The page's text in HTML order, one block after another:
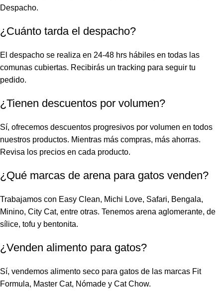
Despacho.
¿Cuánto tarda el despacho?
El despacho se realiza en 24-48 hrs hábiles en todas las
comunas cubiertas. Recibirás un tracking para seguir tu
pedido.
¿Tienen descuentos por volumen?
Sí, ofrecemos descuentos progresivos por volumen en todos
nuestros productos. Mientras más compras, más ahorras.
Revisa los precios en cada producto.
¿Qué marcas de arena para gatos venden?
Trabajamos con Easy Clean, Michi Love, Safari, Bengala,
Minino, City Cat, entre otras. Tenemos arena aglomerante, de
sílice, tofu y bentonita.
¿Venden alimento para gatos?
Sí, vendemos alimento seco para gatos de las marcas Fit
Formula, Master Cat, Nómade y Cat Chow.